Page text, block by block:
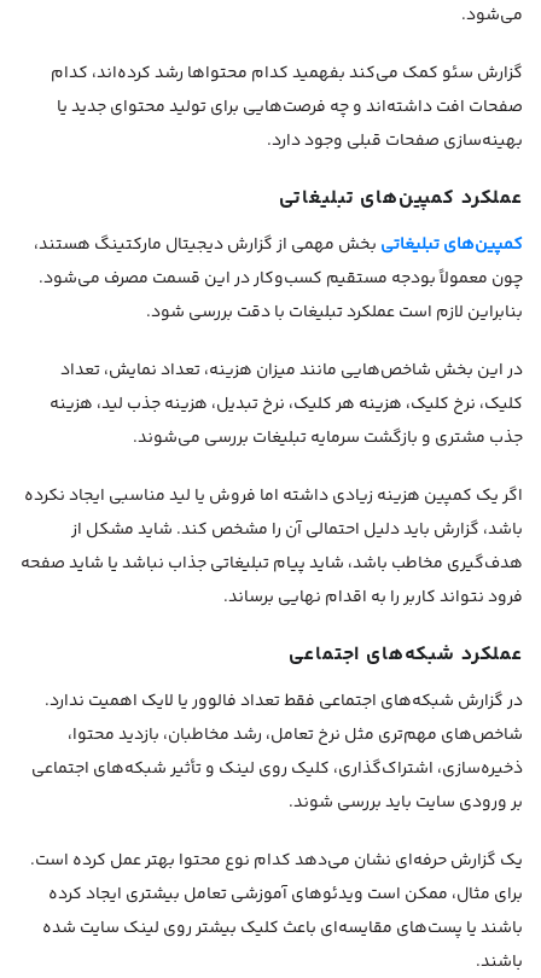
می‌شود.
گزارش سئو کمک می‌کند بفهمید کدام محتواها رشد کرده‌اند، کدام
صفحات افت داشته‌اند و چه فرصت‌هایی برای تولید محتوای جدید یا
بهینه‌سازی صفحات قبلی وجود دارد.
عملکرد کمپین‌های تبلیغاتی
کمپین‌های تبلیغاتی بخش مهمی از گزارش دیجیتال مارکتینگ هستند،
چون معمولاً بودجه مستقیم کسب‌وکار در این قسمت مصرف می‌شود.
بنابراین لازم است عملکرد تبلیغات با دقت بررسی شود.
در این بخش شاخص‌هایی مانند میزان هزینه، تعداد نمایش، تعداد
کلیک، نرخ کلیک، هزینه هر کلیک، نرخ تبدیل، هزینه جذب لید، هزینه
جذب مشتری و بازگشت سرمایه تبلیغات بررسی می‌شوند.
اگر یک کمپین هزینه زیادی داشته اما فروش یا لید مناسبی ایجاد نکرده
باشد، گزارش باید دلیل احتمالی آن را مشخص کند. شاید مشکل از
هدف‌گیری مخاطب باشد، شاید پیام تبلیغاتی جذاب نباشد یا شاید صفحه
فرود نتواند کاربر را به اقدام نهایی برساند.
عملکرد شبکه‌های اجتماعی
در گزارش شبکه‌های اجتماعی فقط تعداد فالوور یا لایک اهمیت ندارد.
شاخص‌های مهم‌تری مثل نرخ تعامل، رشد مخاطبان، بازدید محتوا،
ذخیره‌سازی، اشتراک‌گذاری، کلیک روی لینک و تأثیر شبکه‌های اجتماعی
بر ورودی سایت باید بررسی شوند.
یک گزارش حرفه‌ای نشان می‌دهد کدام نوع محتوا بهتر عمل کرده است.
برای مثال، ممکن است ویدئوهای آموزشی تعامل بیشتری ایجاد کرده
باشند یا پست‌های مقایسه‌ای باعث کلیک بیشتر روی لینک سایت شده
باشند.